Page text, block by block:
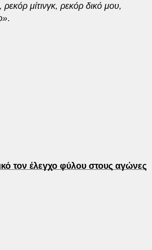
μίτινγκ, ρεκόρ δικό μου,
.
τον έλεγχο φύλου στους αγώνες